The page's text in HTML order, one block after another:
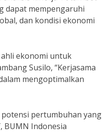
dapat mempengaruhi
dan kondisi ekonomi
ekonomi untuk
Susilo, “Kerjasama
mengoptimalkan
pertumbuhan yang
BUMN Indonesia